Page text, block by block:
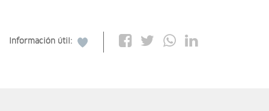
Información útil: